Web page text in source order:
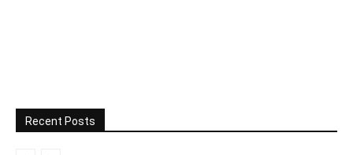
Recent Posts